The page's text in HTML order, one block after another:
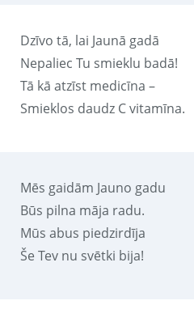
Dzīvo tā, lai Jaunā gadā
Nepaliec Tu smieklu badā!
Tā kā atzīst medicīna –
Smieklos daudz C vitamīna.
Mēs gaidām Jauno gadu
Būs pilna māja radu.
Mūs abus piedzirdīja
Še Tev nu svētki bija!